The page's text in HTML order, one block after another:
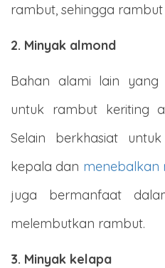
rambut, sehingga
2. Minyak almond
Bahan alami lain
untuk rambut keriting
Selain berkhasiat
kepala dan menebalkan
juga bermanfaat
melembutkan rambut.
3. Minyak kelapa